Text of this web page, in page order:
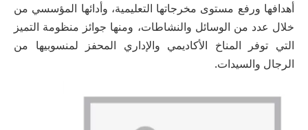
أهدافها ورفع مستوى مخرجاتها التعليمية، وأدائها المؤسسي من
خلال عدد من الوسائل والنشاطات، ومنها جوائز منظومة التميز
التي توفر المناخ الأكاديمي والإداري المحفز لمنسوبيها من
الرجال والسيدات.